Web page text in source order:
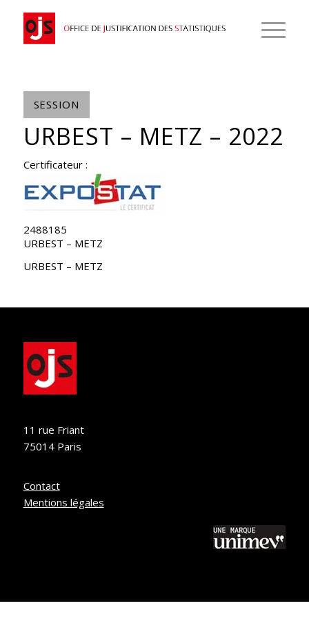
SESSION
URBEST – METZ – 2022
Certificateur :
2488185
URBEST – METZ
URBEST – METZ
11 rue Friant
75014 Paris
Contact
Mentions légales